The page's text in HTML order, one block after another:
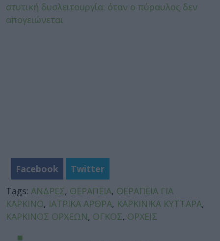
στυτική δυσλειτουργία: όταν ο πύραυλος δεν
απογειώνεται
Facebook
Twitter
Tags: ΑΝΔΡΕΣ, ΘΕΡΑΠΕΙΑ, ΘΕΡΑΠΕΙΑ ΓΙΑ
ΚΑΡΚΙΝΟ, ΙΑΤΡΙΚΑ ΑΡΘΡΑ, ΚΑΡΚΙΝΙΚΑ ΚΥΤΤΑΡΑ,
ΚΑΡΚΙΝΟΣ ΟΡΧΕΩΝ, ΟΓΚΟΣ, ΟΡΧΕΙΣ